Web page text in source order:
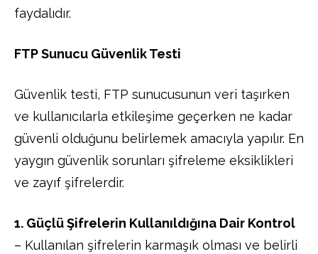
faydalıdır.
FTP Sunucu Güvenlik Testi
Güvenlik testi, FTP sunucusunun veri taşırken
ve kullanıcılarla etkileşime geçerken ne kadar
güvenli olduğunu belirlemek amacıyla yapılır. En
yaygın güvenlik sorunları şifreleme eksiklikleri
ve zayıf şifrelerdir.
1. Güçlü Şifrelerin Kullanıldığına Dair Kontrol
– Kullanılan şifrelerin karmaşık olması ve belirli